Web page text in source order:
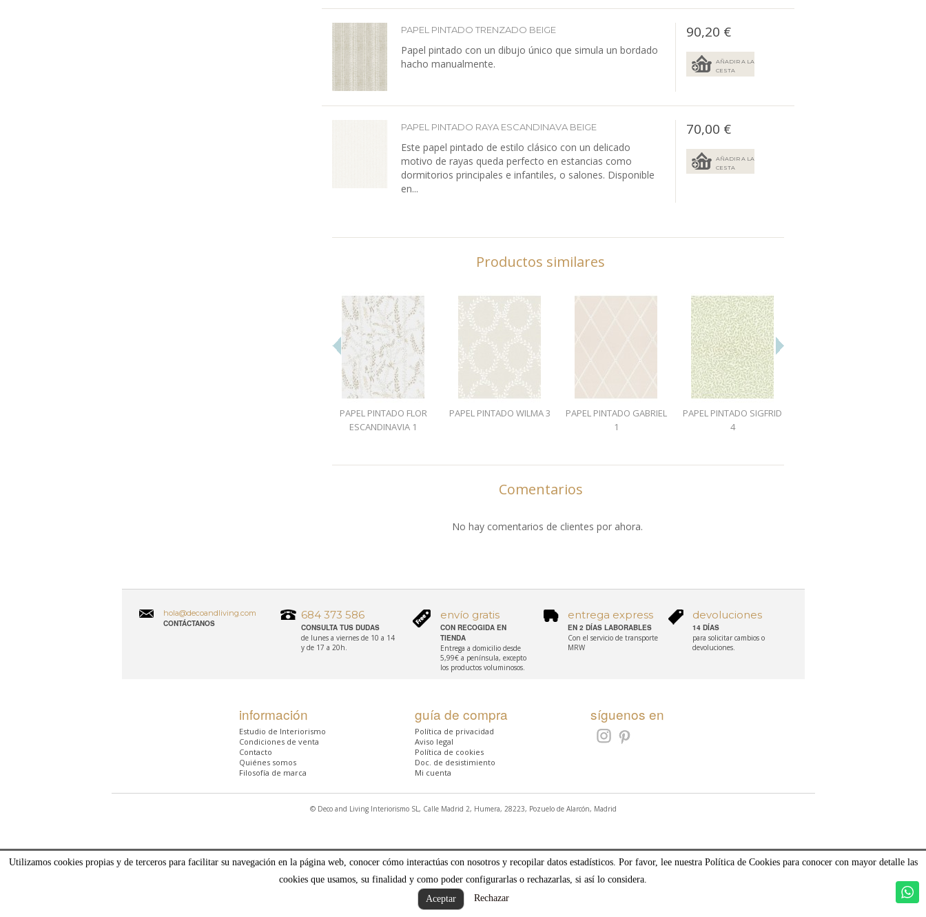
Utilizamos cookies propias y de terceros para facilitar su navegación en la página web, conocer cómo interactúas con nosotros y recopilar datos estadísticos. Por favor, lee nuestra Política de Cookies para conocer con mayor detalle las
cookies que usamos, su finalidad y como poder configurarlas o rechazarlas, si así lo considera.
Aceptar
Rechazar
PAPEL PINTADO TRENZADO BEIGE
Papel pintado con un dibujo único que simula un bordado
hacho manualmente.
90,20 €
AÑADIR A LA
CESTA
PAPEL PINTADO RAYA ESCANDINAVA BEIGE
Este papel pintado de estilo clásico con un delicado
motivo de rayas queda perfecto en estancias como
dormitorios principales e infantiles, o salones. Disponible
en...
70,00 €
AÑADIR A LA
CESTA
Productos similares
PAPEL PINTADO FLOR
ESCANDINAVIA 1
PAPEL PINTADO WILMA 3
PAPEL PINTADO GABRIEL
1
PAPEL PINTADO SIGFRID
4
Comentarios
No hay comentarios de clientes por ahora.
hola@decoandliving.com
CONTÁCTANOS
684 373 586
CONSULTA TUS DUDAS
de lunes a viernes de 10 a 14
y de 17 a 20h.
envío gratis
CON RECOGIDA EN
TIENDA
Entrega a domicilio desde
5,99€ a península, excepto
los productos voluminosos.
entrega express
EN 2 DÍAS LABORABLES
Con el servicio de transporte
MRW
devoluciones
14 DÍAS
para solicitar cambios o
devoluciones.
información
Estudio de Interiorismo
Condiciones de venta
Contacto
Quiénes somos
Filosofía de marca
guía de compra
Política de privacidad
Aviso legal
Política de cookies
Doc. de desistimiento
Mi cuenta
síguenos en
© Deco and Living Interiorismo SL, Calle Madrid 2, Humera, 28223, Pozuelo de Alarcón, Madrid